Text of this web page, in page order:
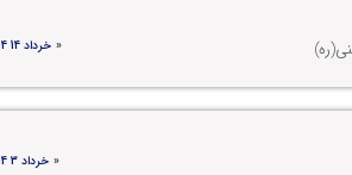
« خرداد 14 1404
« خرداد 3 1404